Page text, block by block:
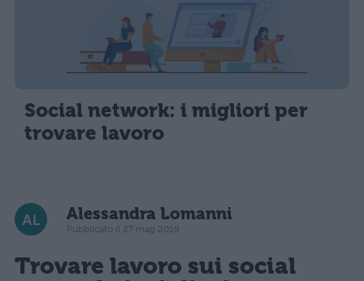
Social network: i migliori per
trovare lavoro
Alessandra Lomanni
Pubblicato il 27 mag 2019
Trovare lavoro sui social